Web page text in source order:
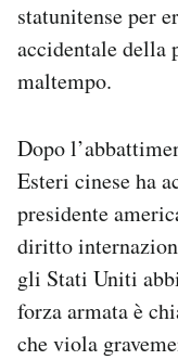
statunitense per
accidentale della
maltempo.
Dopo
Esteri cinese ha
presidente
diritto
gli Stati Uniti
forza armata è
che viola